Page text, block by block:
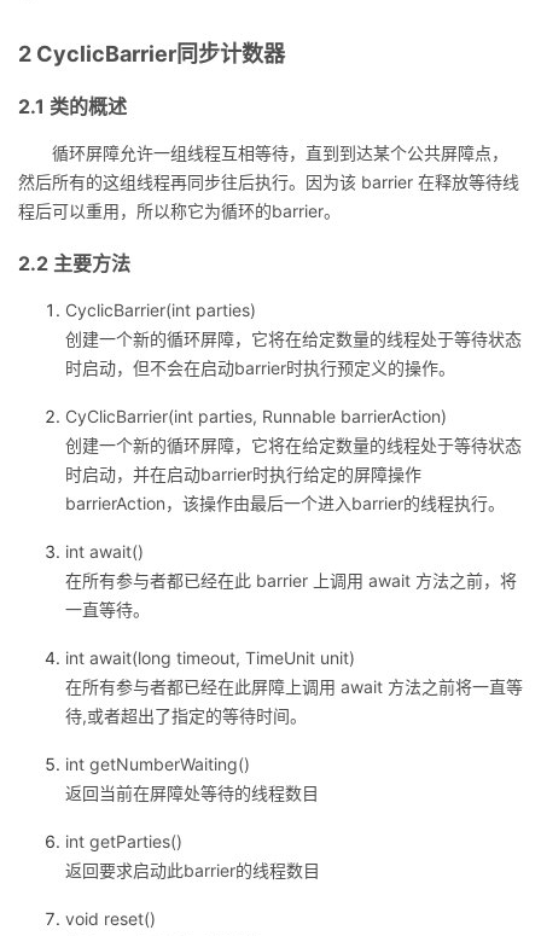
2 CyclicBarrier同步计数器
2.1 类的概述
循环屏障允许一组线程互相等待，直到到达某个公共屏障点，
然后所有的这组线程再同步往后执行。因为该 barrier 在释放等待线
程后可以重用，所以称它为循环的barrier。
2.2 主要方法
CyclicBarrier(int parties)
创建一个新的循环屏障，它将在给定数量的线程处于等待状态
时启动，但不会在启动barrier时执行预定义的操作。
CyClicBarrier(int parties, Runnable barrierAction)
创建一个新的循环屏障，它将在给定数量的线程处于等待状态
时启动，并在启动barrier时执行给定的屏障操作
barrierAction，该操作由最后一个进入barrier的线程执行。
int await()
在所有参与者都已经在此 barrier 上调用 await 方法之前，将
一直等待。
int await(long timeout, TimeUnit unit)
在所有参与者都已经在此屏障上调用 await 方法之前将一直等
待,或者超出了指定的等待时间。
int getNumberWaiting()
返回当前在屏障处等待的线程数目
int getParties()
返回要求启动此barrier的线程数目
void reset()